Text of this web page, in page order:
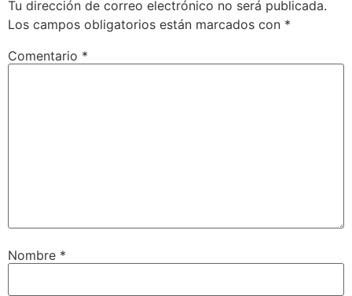
Tu dirección de correo electrónico no será publicada.
Los campos obligatorios están marcados con *
Comentario *
Nombre *